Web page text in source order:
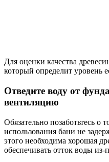
Для оценки качества
который определит уровень
Отведите воду от
вентиляцию
Обязательно позаботьтесь о
использования бани не
этого необходима хорошая
обеспечивать отток воды из-